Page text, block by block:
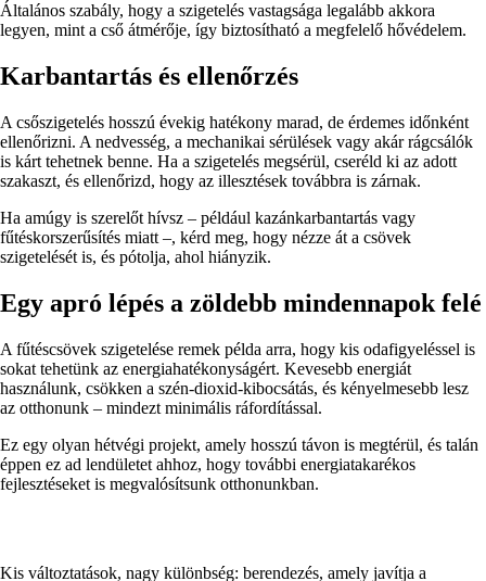
Általános szabály, hogy a szigetelés vastagsága legalább akkora
legyen, mint a cső átmérője, így biztosítható a megfelelő hővédelem.
Karbantartás és ellenőrzés
A csőszigetelés hosszú évekig hatékony marad, de érdemes időnként
ellenőrizni. A nedvesség, a mechanikai sérülések vagy akár rágcsálók
is kárt tehetnek benne. Ha a szigetelés megsérül, cseréld ki az adott
szakaszt, és ellenőrizd, hogy az illesztések továbbra is zárnak.
Ha amúgy is szerelőt hívsz – például kazánkarbantartás vagy
fűtéskorszerűsítés miatt –, kérd meg, hogy nézze át a csövek
szigetelését is, és pótolja, ahol hiányzik.
Egy apró lépés a zöldebb mindennapok felé
A fűtéscsövek szigetelése remek példa arra, hogy kis odafigyeléssel is
sokat tehetünk az energiahatékonyságért. Kevesebb energiát
használunk, csökken a szén-dioxid-kibocsátás, és kényelmesebb lesz
az otthonunk – mindezt minimális ráfordítással.
Ez egy olyan hétvégi projekt, amely hosszú távon is megtérül, és talán
éppen ez ad lendületet ahhoz, hogy további energiatakarékos
fejlesztéseket is megvalósítsunk otthonunkban.
Kis változtatások, nagy különbség: berendezés, amely javítja a